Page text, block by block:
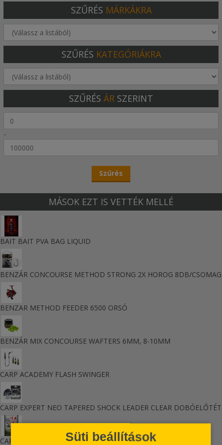
Süti beállítások
SZŰRÉS MÁRKÁKRA
SZŰRÉS KATEGÓRIÁKRA
SZŰRÉS ÁR SZERINT
-
MÁSOK EZT IS VETTÉK MELLÉ
BAIT BAIT PVA BAG LIQUID
BENZÁR CONCOURSE METHOD STRONG 2X HOROG 8DB/CSOMAG
BENZAR METHOD FEEDER 6500 ORSÓ
BENZÁR MIX CONCOURSE WAFTERS 6MM, 8-10MM
CARP ACADEMY FLASH SWINGER
CARP EXPERT NEO TAPERED SHOCK LEADER CLEAR DOBÓELŐTÉT
CARP ZOOM ACT-X BOJLI 16, 20MM